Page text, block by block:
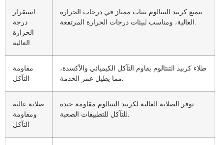
استقرار
درجة
الحرارة
العالية
يتمتع كربيد التنتالوم بثبات ممتاز في درجات الحرارة
العالية، ومناسب لبيئات درجات الحرارة المرتفعة.
مقاومة
التآكل
طلاء كربيد التنتالوم يقاوم التآكل الكيميائي والأكسدة،
مما يطيل عمر الخدمة.
صلابة عالية
ومقاومة
التآكل
توفر الصلابة العالية لكربيد التنتالوم مقاومة جيدة
للتآكل للتطبيقات الصعبة.